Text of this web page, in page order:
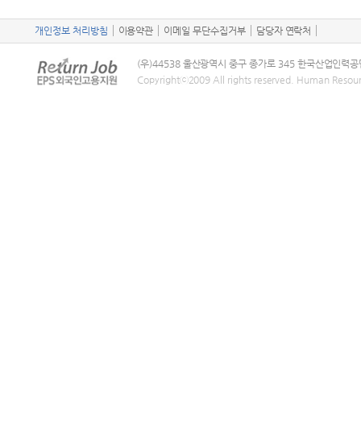
개인정보 처리방침 이용약관 이메일 무단수집거부 담당자 연락처
(우)44538 울산광역시 중구 종가로 345 한국산업인력공
Copyrightⓒ2009 All rights reserved. Human